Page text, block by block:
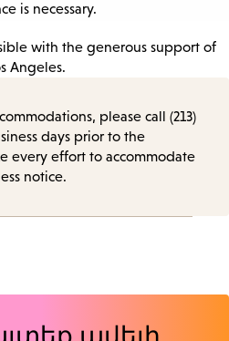
is necessary.
with the generous support of
Angeles.
please call (213)
days prior to the
every effort to accommodate
notice.